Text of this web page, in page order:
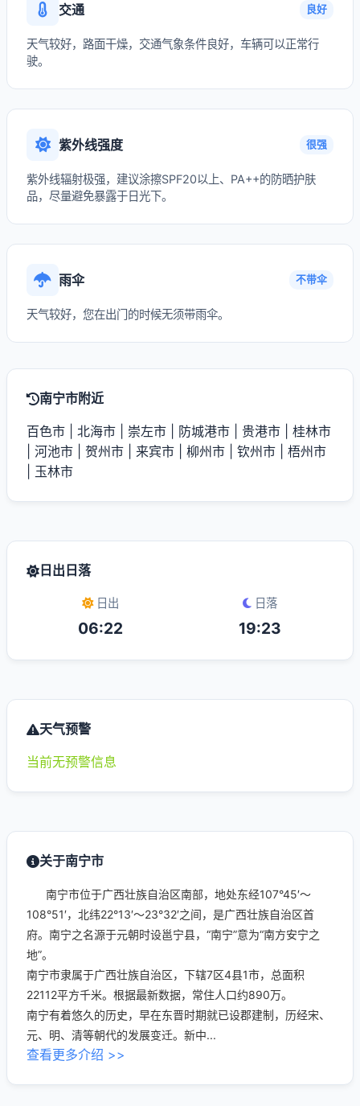
交通 良好
天气较好，路面干燥，交通气象条件良好，车辆可以正常行
驶。
紫外线强度 很强
紫外线辐射极强，建议涂擦SPF20以上、PA++的防晒护肤
品，尽量避免暴露于日光下。
雨伞 不带伞
天气较好，您在出门的时候无须带雨伞。
南宁市附近
百色市 北海市 崇左市 防城港市 贵港市
桂林市
河池市 贺州市 来宾市 柳州市 钦州市
梧州市
玉林市
日出日落
日出
06:22
日落
19:23
天气预警
当前无预警信息
关于南宁市
南宁市位于广西壮族自治区南部，地处东经107°45′～
108°51′，北纬22°13′～23°32′之间，是广西壮族自治区首
府。南宁之名源于元朝时设邕宁县，“南宁”意为“南方安宁之
地”。
南宁市隶属于广西壮族自治区，下辖7区4县1市，总面积
22112平方千米。根据最新数据，常住人口约890万。
南宁有着悠久的历史，早在东晋时期就已设郡建制，历经宋、
元、明、清等朝代的发展变迁。新中...
查看更多介绍 >>